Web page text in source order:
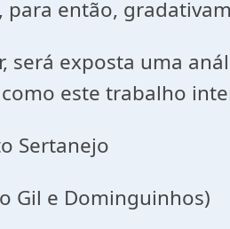
para então,
será exposta uma
este trabalho
Sertanejo
Gil e Dominguinhos)